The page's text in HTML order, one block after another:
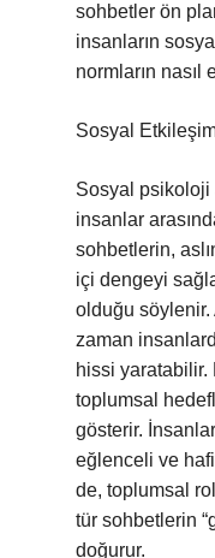
sohbetler ön
insanların
normların nasıl
Sosyal
Sosyal psikoloji
insanlar
sohbetlerin,
içi dengeyi
olduğu söylenir.
zaman
hissi
toplumsal
gösterir.
eğlenceli ve
de, toplumsal
tür sohbetlerin
doğurur.